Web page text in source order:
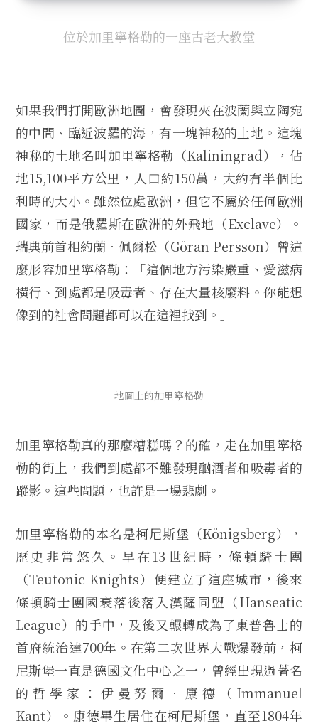
位於加里寧格勒的一座古老大教堂
如果我們打開歐洲地圖，會發現夾在波蘭與立陶宛
的中間、臨近波羅的海，有一塊神秘的土地。這塊
神秘的土地名叫加里寧格勒（Kaliningrad），佔
地15,100平方公里，人口約150萬，大約有半個比
利時的大小。雖然位處歐洲，但它不屬於任何歐洲
國家，而是俄羅斯在歐洲的外飛地（Exclave）。
瑞典前首相約蘭．佩爾松（Göran Persson）曾這
麼形容加里寧格勒：「這個地方污染嚴重、愛滋病
橫行、到處都是吸毒者、存在大量核廢料。你能想
像到的社會問題都可以在這裡找到。」
地圖上的加里寧格勒
加里寧格勒真的那麼糟糕嗎？的確，走在加里寧格
勒的街上，我們到處都不難發現酗酒者和吸毒者的
蹤影。這些問題，也許是一場悲劇。
加里寧格勒的本名是柯尼斯堡（Königsberg），
歷史非常悠久。早在13世紀時，條頓騎士團
（Teutonic Knights）便建立了這座城市，後來
條頓騎士團國衰落後落入漢薩同盟（Hanseatic
League）的手中，及後又輾轉成為了東普魯士的
首府統治達700年。在第二次世界大戰爆發前，柯
尼斯堡一直是德國文化中心之一，曾經出現過著名
的哲學家：伊曼努爾．康德（Immanuel
Kant）。康德畢生居住在柯尼斯堡，直至1804年